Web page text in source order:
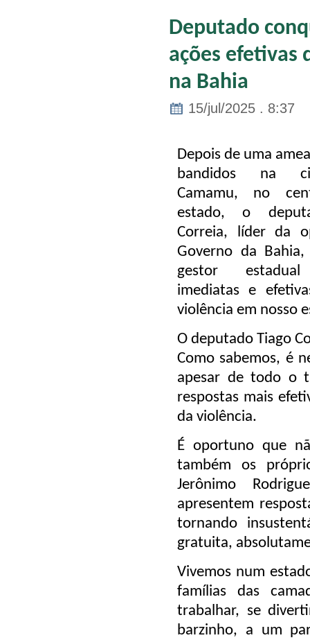
Deputado
ações efetivas
na Bahia
15/jul/2025 . 8:37
Depois de uma
bandidos na
Camamu, no
estado, o
Correia, líder da
Governo da
gestor estadual
imediatas e
violência em nosso
O deputado Tiago
Como sabemos, é
apesar de todo o
respostas mais
da violência.
É oportuno que
também os
Jerônimo
apresentem
tornando
gratuita,
Vivemos num
famílias das
trabalhar, se
barzinho, a um